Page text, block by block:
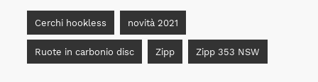
Cerchi hookless novità 2021
Ruote in carbonio disc Zipp Zipp 353 NSW